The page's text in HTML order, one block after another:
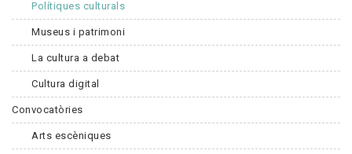
Polítiques culturals
Museus i patrimoni
La cultura a debat
Cultura digital
Convocatòries
Arts escèniques